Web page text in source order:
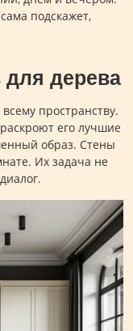
подскажет,
дерева
пространству.
его лучшие
образ. Стены
Их задача не